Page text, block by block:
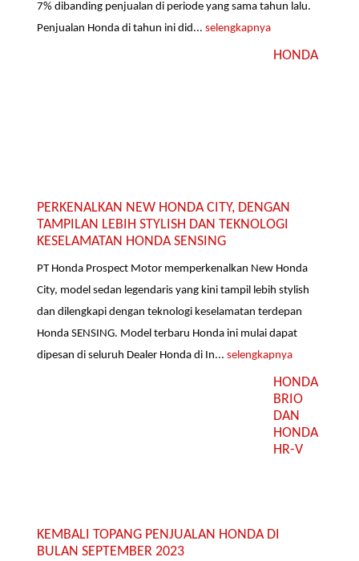
7% dibanding penjualan di periode yang sama tahun lalu.
Penjualan Honda di tahun ini did...selengkapnya
HONDA
PERKENALKAN NEW HONDA CITY, DENGAN
TAMPILAN LEBIH STYLISH DAN TEKNOLOGI
KESELAMATAN HONDA SENSING
PT Honda Prospect Motor memperkenalkan New Honda
City, model sedan legendaris yang kini tampil lebih stylish
dan dilengkapi dengan teknologi keselamatan terdepan
Honda SENSING. Model terbaru Honda ini mulai dapat
dipesan di seluruh Dealer Honda di In...selengkapnya
HONDA
BRIO
DAN
HONDA
HR-V
KEMBALI TOPANG PENJUALAN HONDA DI
BULAN SEPTEMBER 2023